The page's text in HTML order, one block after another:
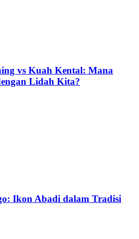
vs Kuah Kental: Mana
Lidah Kita?
Ikon Abadi dalam Tradisi